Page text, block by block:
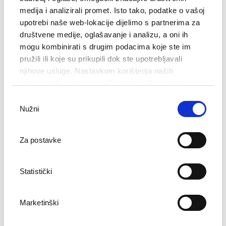
medija i analizirali promet. Isto tako, podatke o vašoj
upotrebi naše web-lokacije dijelimo s partnerima za
društvene medije, oglašavanje i analizu, a oni ih
mogu kombinirati s drugim podacima koje ste im
pružili ili koje su prikupili dok ste upotrebljavali
njihove usluge. Nastavkom korištenja naših
pristanka
Nužni
Za postavke
Statistički
Marketinški
1/16
Priporočila
Nagrada Travelers' Choice portala Tripadvisor za leto